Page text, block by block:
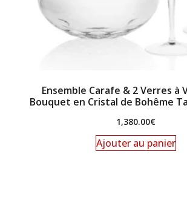
Ensemble Carafe & 2 Verres à
Bouquet en Cristal de Bohême
1,380.00€
Ajouter au panier